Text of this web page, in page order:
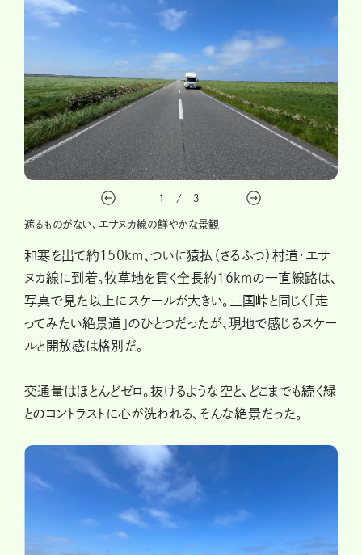
1 / 3
遮るものがない、エサヌカ線の鮮やかな景観
和寒を出て約150km、ついに猿払（さるふつ）村道・エサ
ヌカ線に到着。牧草地を貫く全長約16kmの一直線路は、
写真で見た以上にスケールが大きい。三国峠と同じく「走
ってみたい絶景道」のひとつだったが、現地で感じるスケー
ルと開放感は格別だ。
交通量はほとんどゼロ。抜けるような空と、どこまでも続く緑
とのコントラストに心が洗われる、そんな絶景だった。